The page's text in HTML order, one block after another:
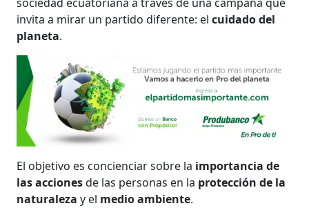
invita a mirar un partido diferente: elcuidado del
planeta.
El objetivo es concienciar sobre la importancia de
las accionesde las personas en la protección de la
naturalezay el medio ambiente.